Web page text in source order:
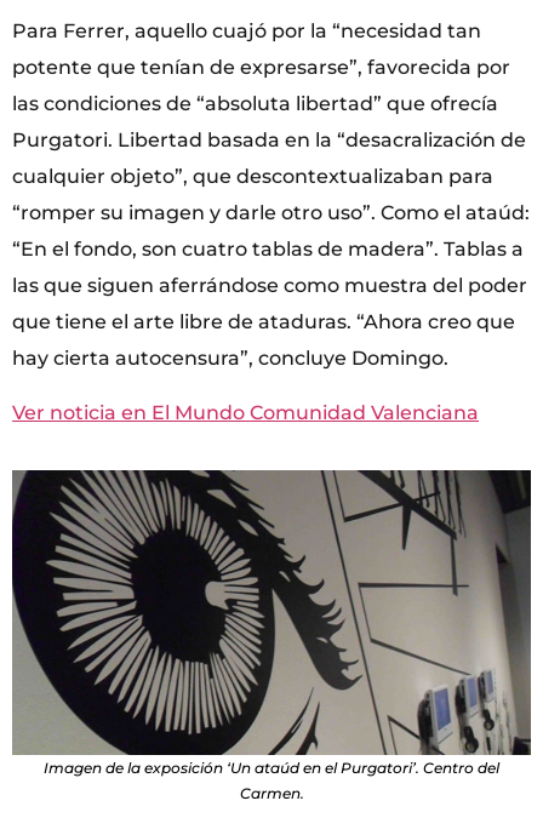
Para Ferrer, aquello cuajó por la “necesidad tan
potente que tenían de expresarse”, favorecida por
las condiciones de “absoluta libertad” que ofrecía
Purgatori. Libertad basada en la “desacralización de
cualquier objeto”, que descontextualizaban para
“romper su imagen y darle otro uso”. Como el ataúd:
“En el fondo, son cuatro tablas de madera”. Tablas a
las que siguen aferrándose como muestra del poder
que tiene el arte libre de ataduras. “Ahora creo que
hay cierta autocensura”, concluye Domingo.
Ver noticia en El Mundo Comunidad Valenciana
Imagen de la exposición ‘Un ataúd en el Purgatori’. Centro del
Carmen.